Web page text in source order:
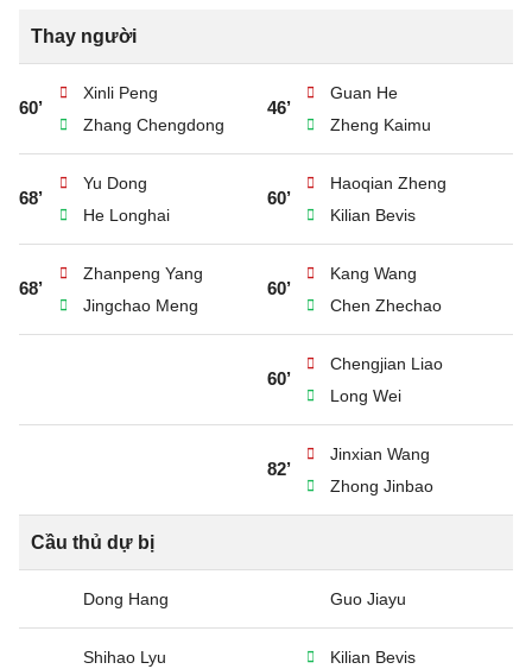
Thay người
60’
Xinli Peng
Zhang Chengdong
46’
Guan He
Zheng Kaimu
68’
Yu Dong
He Longhai
60’
Haoqian Zheng
Kilian Bevis
68’
Zhanpeng Yang
Jingchao Meng
60’
Kang Wang
Chen Zhechao
60’
Chengjian Liao
Long Wei
82’
Jinxian Wang
Zhong Jinbao
Cầu thủ dự bị
Dong Hang Guo Jiayu
Shihao Lyu Kilian Bevis